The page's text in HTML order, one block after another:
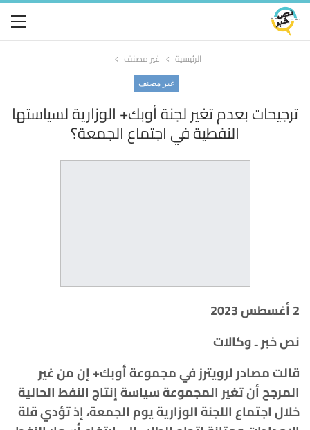
الرئيسية غير مصنف
غير مصنف
ترجيحات بعدم تغير لجنة أوبك+ الوزارية لسياستها
النفطية في اجتماع الجمعة؟
2 أغسطس 2023
نص خبر ـ وكالات
قالت مصادر لرويترز في مجموعة أوبك+ إن من غير
المرجح أن تغير المجموعة سياسة إنتاج النفط الحالية
خلال اجتماع اللجنة الوزارية يوم الجمعة، إذ تؤدي قلة